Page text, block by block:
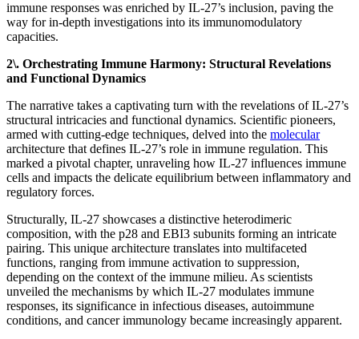
immune responses was enriched by IL-27’s inclusion, paving the
way for in-depth investigations into its immunomodulatory
capacities.
2\. Orchestrating Immune Harmony: Structural Revelations
and Functional Dynamics
The narrative takes a captivating turn with the revelations of IL-27’s
structural intricacies and functional dynamics. Scientific pioneers,
armed with cutting-edge techniques, delved into the molecular
architecture that defines IL-27’s role in immune regulation. This
marked a pivotal chapter, unraveling how IL-27 influences immune
cells and impacts the delicate equilibrium between inflammatory and
regulatory forces.
Structurally, IL-27 showcases a distinctive heterodimeric
composition, with the p28 and EBI3 subunits forming an intricate
pairing. This unique architecture translates into multifaceted
functions, ranging from immune activation to suppression,
depending on the context of the immune milieu. As scientists
unveiled the mechanisms by which IL-27 modulates immune
responses, its significance in infectious diseases, autoimmune
conditions, and cancer immunology became increasingly apparent.